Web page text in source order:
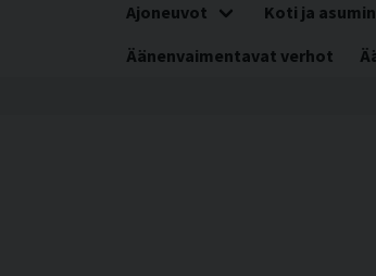
Ajoneuvot Koti ja
Äänenvaimentavat verhot